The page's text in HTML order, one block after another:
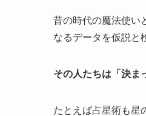
昔の時代の魔法使い
なるデータを仮説と
その人たちは「決ま
たとえば占星術も星